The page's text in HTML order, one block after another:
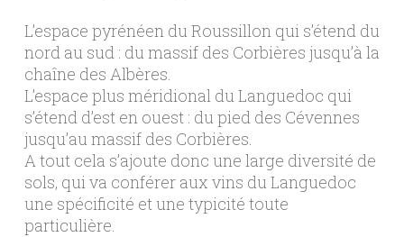
L’espace pyrénéen du Roussillon qui s’étend du
nord au sud : du massif des Corbières jusqu’à la
chaîne des Albères.
L’espace plus méridional du Languedoc qui
s’étend d’est en ouest : du pied des Cévennes
jusqu’au massif des Corbières.
A tout cela s’ajoute donc une large diversité de
sols, qui va conférer aux vins du Languedoc
une spécificité et une typicité toute
particulière.